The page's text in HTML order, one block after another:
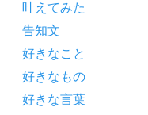
叶えてみた
告知文
好きなこと
好きなもの
好きな言葉